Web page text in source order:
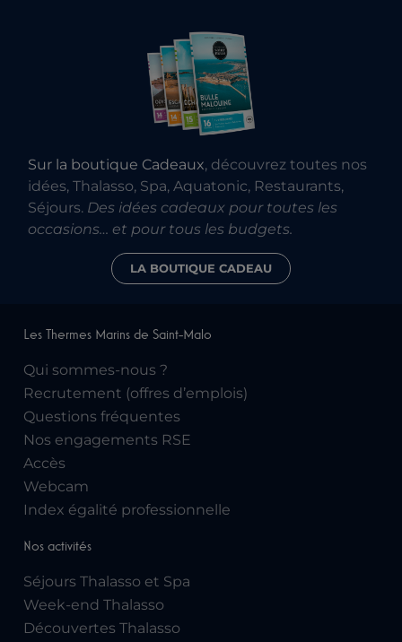
Sur la boutique Cadeaux, découvrez toutes nos
idées, Thalasso, Spa, Aquatonic, Restaurants,
Séjours. Des idées cadeaux pour toutes les
occasions… et pour tous les budgets.
LA BOUTIQUE CADEAU
Les Thermes Marins de Saint-Malo
Qui sommes-nous ?
Recrutement (offres d’emplois)
Questions fréquentes
Nos engagements RSE
Accès
Webcam
Index égalité professionnelle
Nos activités
Séjours Thalasso et Spa
Week-end Thalasso
Découvertes Thalasso